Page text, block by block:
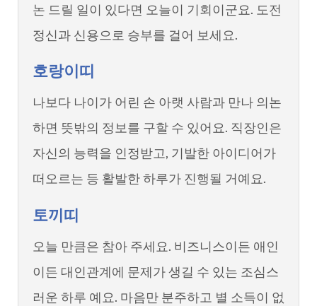
논 드릴 일이 있다면 오늘이 기회이군요. 도전
정신과 신용으로 승부를 걸어 보세요.
호랑이띠
나보다 나이가 어린 손 아랫 사람과 만나 의논
하면 뜻밖의 정보를 구할 수 있어요. 직장인은
자신의 능력을 인정받고, 기발한 아이디어가
떠오르는 등 활발한 하루가 진행될 거예요.
토끼띠
오늘 만큼은 참아 주세요. 비즈니스이든 애인
이든 대인관계에 문제가 생길 수 있는 조심스
러운 하루 예요. 마음만 분주하고 별 소득이 없